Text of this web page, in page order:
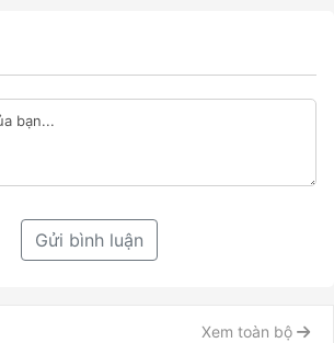
Gửi bình luận
Xem toàn bộ